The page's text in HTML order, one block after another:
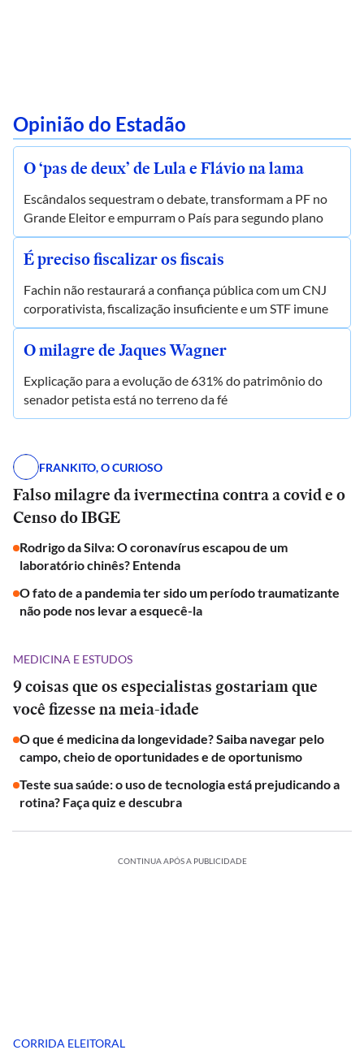
Opinião do Estadão
O ‘pas de deux’ de Lula e Flávio na lama
Escândalos sequestram o debate, transformam a PF no
Grande Eleitor e empurram o País para segundo plano
É preciso fiscalizar os fiscais
Fachin não restaurará a confiança pública com um CNJ
corporativista, fiscalização insuficiente e um STF imune
O milagre de Jaques Wagner
Explicação para a evolução de 631% do patrimônio do
senador petista está no terreno da fé
FRANKITO, O CURIOSO
Falso milagre da ivermectina contra a covid e o
Censo do IBGE
Rodrigo da Silva: O coronavírus escapou de um
laboratório chinês? Entenda
O fato de a pandemia ter sido um período traumatizante
não pode nos levar a esquecê-la
MEDICINA E ESTUDOS
9 coisas que os especialistas gostariam que
você fizesse na meia-idade
O que é medicina da longevidade? Saiba navegar pelo
campo, cheio de oportunidades e de oportunismo
Teste sua saúde: o uso de tecnologia está prejudicando a
rotina? Faça quiz e descubra
CONTINUA APÓS A PUBLICIDADE
CORRIDA ELEITORAL